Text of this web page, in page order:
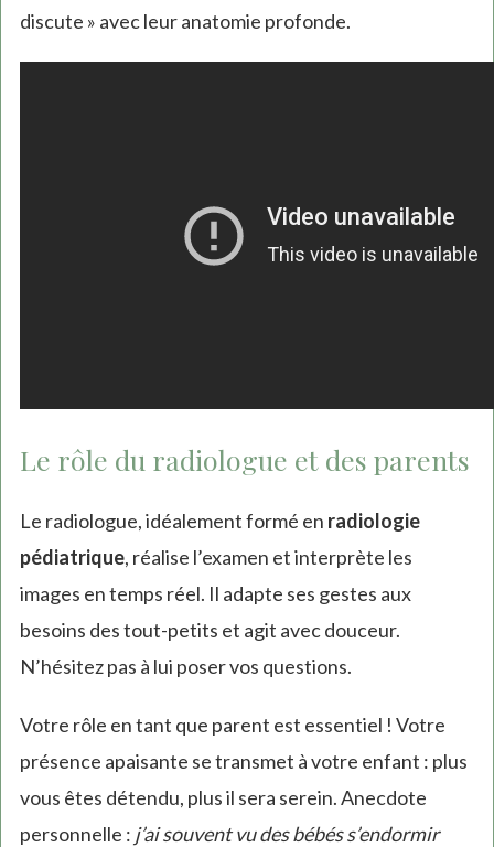
discute » avec leur anatomie profonde.
Le rôle du radiologue et des parents
Le radiologue, idéalement formé en radiologie
pédiatrique, réalise l’examen et interprète les
images en temps réel. Il adapte ses gestes aux
besoins des tout-petits et agit avec douceur.
N’hésitez pas à lui poser vos questions.
Votre rôle en tant que parent est essentiel ! Votre
présence apaisante se transmet à votre enfant : plus
vous êtes détendu, plus il sera serein. Anecdote
personnelle : j’ai souvent vu des bébés s’endormir